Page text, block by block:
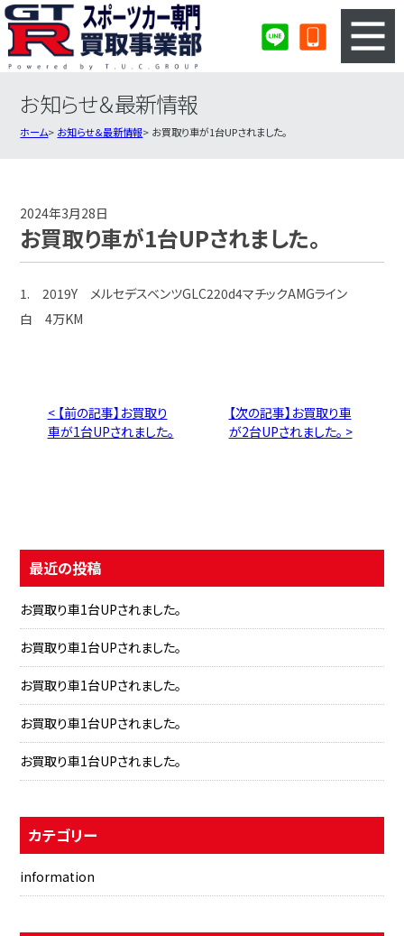
3ステップのカンタン査定
スポーツカー買取実績
お知らせ＆最新情報
ホーム お知らせ＆最新情報 お買取り車が1台UPされました。
2024年3月28日
お買取り車が1台UPされました。
1. 2019Y メルセデスベンツGLC220d4マチックAMGライン
白 4万KM
< 【前の記事】お買取り
車が1台UPされました。
【次の記事】お買取り車
が2台UPされました。 >
最近の投稿
お買取り車1台UPされました。
お買取り車1台UPされました。
お買取り車1台UPされました。
お買取り車1台UPされました。
お買取り車1台UPされました。
カテゴリー
information